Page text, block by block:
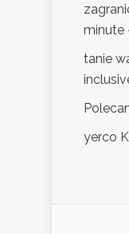
minute
tanie
yerco